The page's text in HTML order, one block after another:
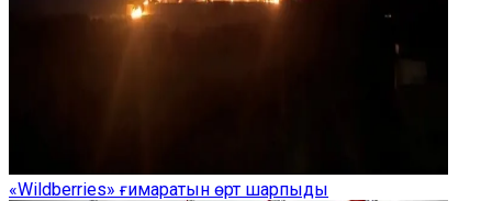
«Wildberries» ғимаратын өрт шарпыды